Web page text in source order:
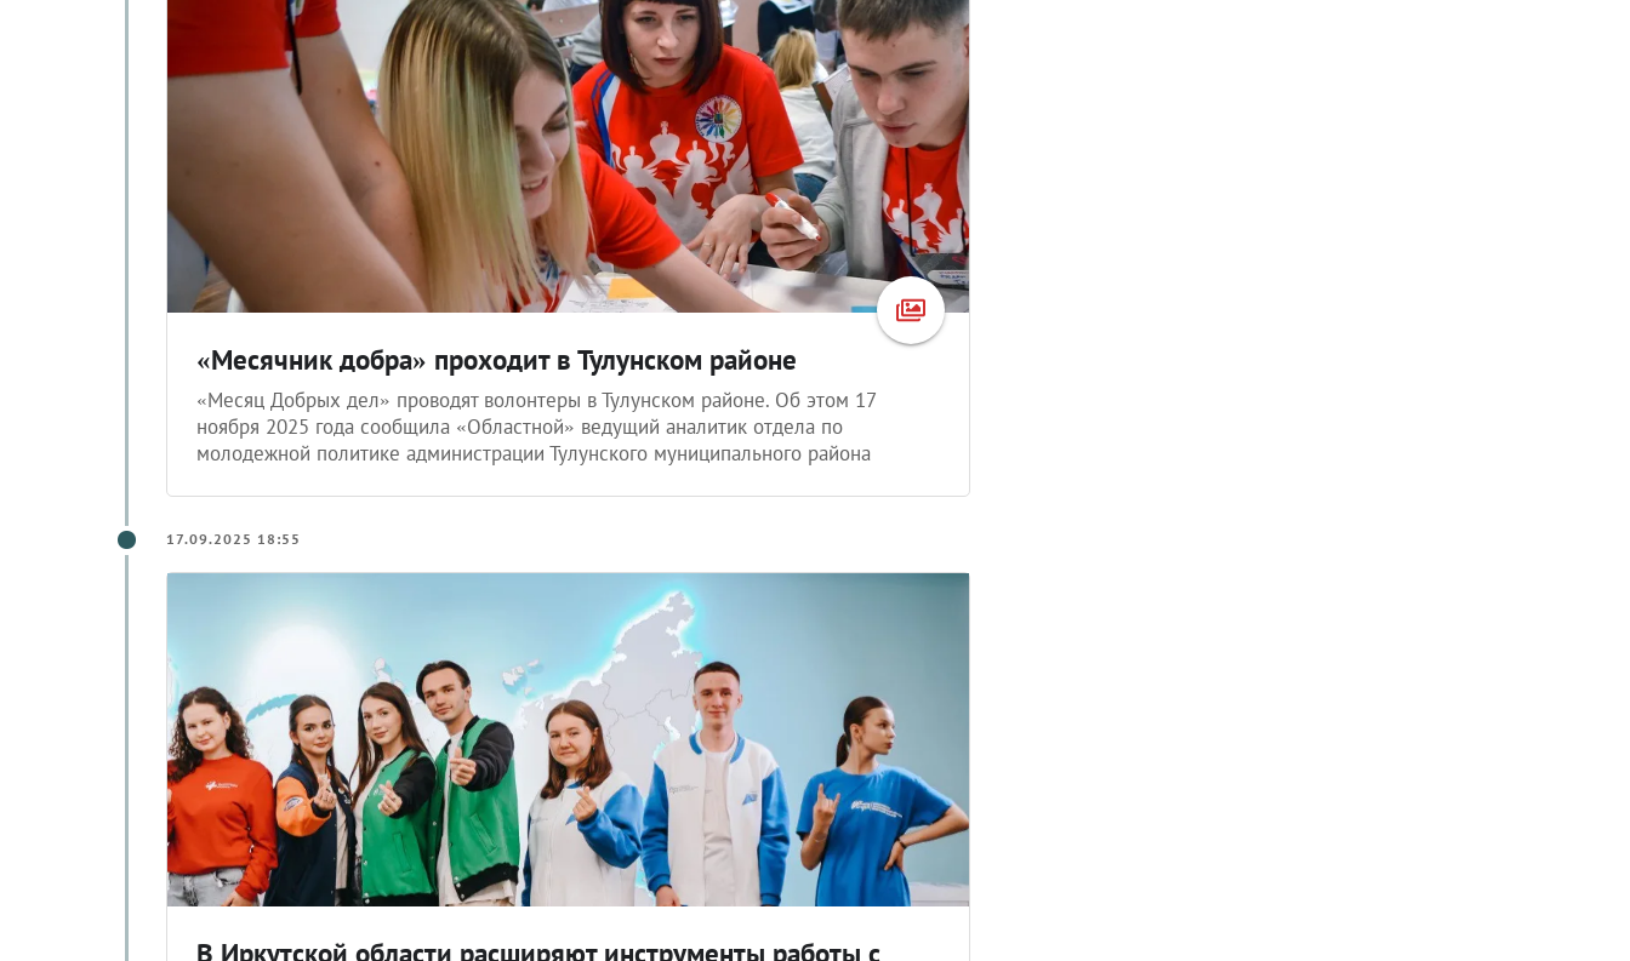
«Месячник добра» проходит в Тулунском районе
«Месяц Добрых дел» проводят волонтеры в Тулунском районе. Об этом 17
ноября 2025 года сообщила «Областной» ведущий аналитик отдела по
молодежной политике администрации Тулунского муниципального района
17.09.2025 18:55
В Иркутской области расширяют инструменты работы с